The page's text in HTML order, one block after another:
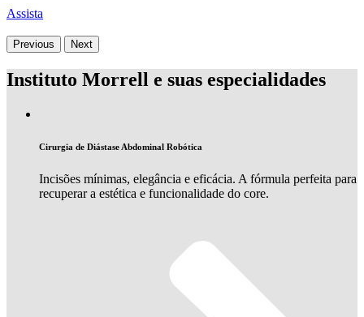
Assista
Previous Next
Instituto Morrell e suas especialidades
Cirurgia de Diástase Abdominal Robótica
Incisões mínimas, elegância e eficácia. A fórmula perfeita para
recuperar a estética e funcionalidade do core.